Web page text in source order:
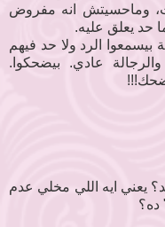
وماحسيتش انه مفروض
حد يعلق عليه.
بيسمعوا الرد ولا حد فيهم
عادي. بيضحكوا.
يعني ايه اللي مخلي عدم
ده؟